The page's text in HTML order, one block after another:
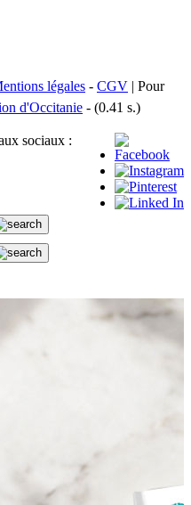
légales - CGV | Pour
d'Occitanie - (0.41 s.)
sociaux :